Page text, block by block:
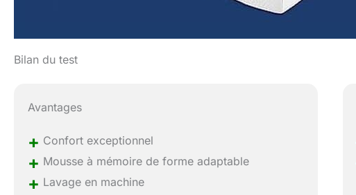
Bilan du test
Avantages
+ Confort exceptionnel
+ Mousse à mémoire de forme adaptable
+ Lavage en machine